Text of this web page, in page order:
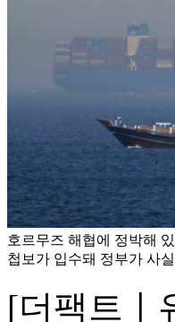
호르무즈 해협에 정박해
첩보가 입수돼 정부가 사
[더팩트ㅣ